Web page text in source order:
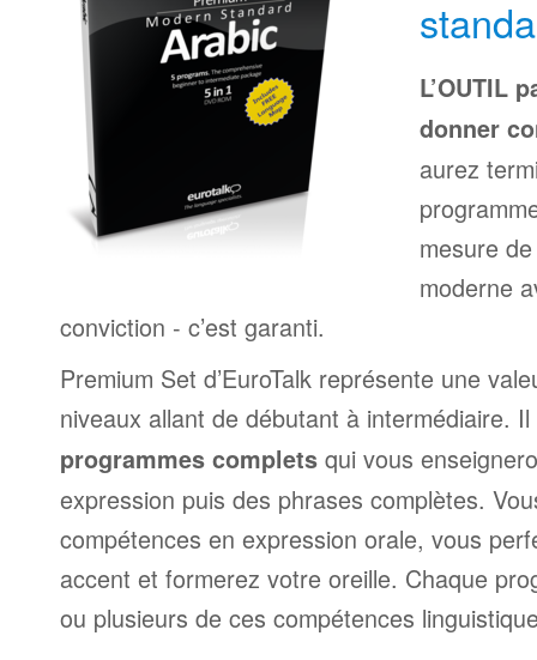
L’OUTIL
donner
aurez
mesure
moderne
conviction - c’est garanti.
Premium Set d’EuroTalk représente une
niveaux allant de débutant à intermédiaire.
programmes complets qui vous
expression puis des phrases complètes.
compétences en expression orale, vous
accent et formerez votre oreille. Chaque
ou plusieurs de ces compétences